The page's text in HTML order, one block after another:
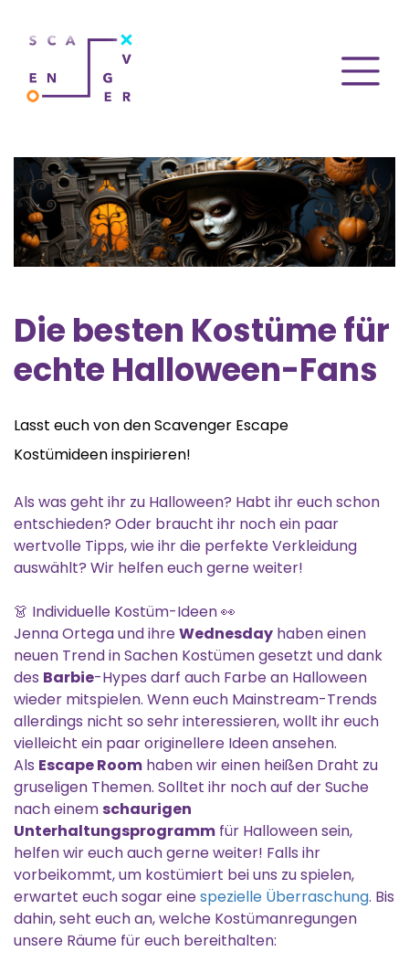
Die besten Kostüme für
echte Halloween-Fans
Lasst euch von den Scavenger Escape
Kostümideen inspirieren!
Als was geht ihr zu Halloween? Habt ihr euch schon
entschieden? Oder braucht ihr noch ein paar
wertvolle Tipps, wie ihr die perfekte Verkleidung
auswählt? Wir helfen euch gerne weiter!
👗 Individuelle Kostüm-Ideen 👀
Jenna Ortega und ihreWednesday haben einen
neuen Trend in Sachen Kostümen gesetzt und dank
des Barbie-Hypes darf auch Farbe an Halloween
wieder mitspielen. Wenn euch Mainstream-Trends
allerdings nicht so sehr interessieren, wollt ihr euch
vielleicht ein paar originellere Ideen ansehen.
Als Escape Room haben wir einen heißen Draht zu
gruseligen Themen. Solltet ihr noch auf der Suche
nach einemschaurigen
Unterhaltungsprogramm für Halloween sein,
helfen wir euch auch gerne weiter! Falls ihr
vorbeikommt, um kostümiert bei uns zu spielen,
erwartet euch sogar einespezielle Überraschung. Bis
dahin, seht euch an, welche Kostümanregungen
unsere Räume für euch bereithalten: